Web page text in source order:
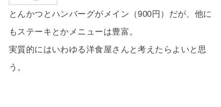
とんかつとハンバーグがメイン（900円）だが、他に
もステーキとかメニューは豊富。
実質的にはいわゆる洋食屋さんと考えたらよいと思
う。